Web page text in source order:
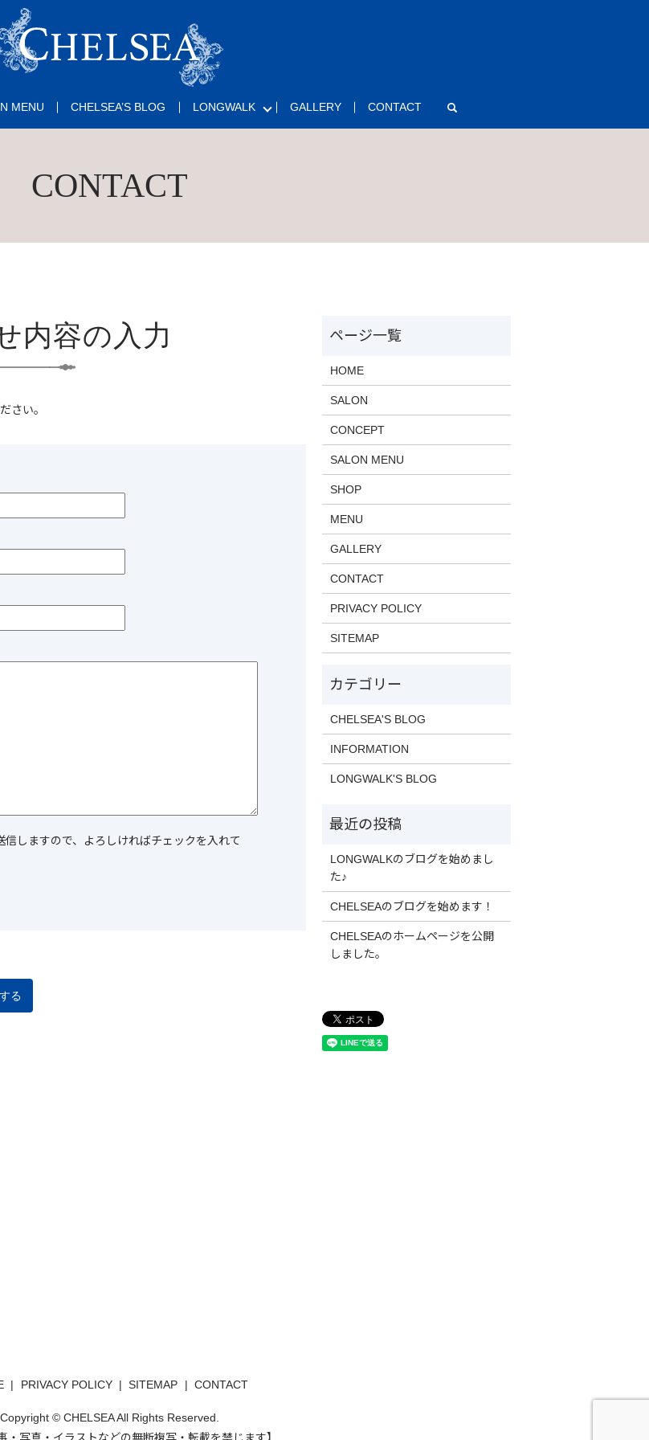
MENU CHELSEA’S BLOG LONGWALK GALLERY CONTACT
CONTACT
内容の入力
さい。
しますので、よろしければチェックを入れて
HOME
SALON
CONCEPT
SALON MENU
SHOP
MENU
GALLERY
CONTACT
PRIVACY POLICY
SITEMAP
CHELSEA'S BLOG
INFORMATION
LONGWALK'S BLOG
LONGWALKのブログを始めまし
た♪
CHELSEAのブログを始めます！
CHELSEAのホームページを公開
しました。
PRIVACY POLICY SITEMAP CONTACT
Copyright © CHELSEA All Rights Reserved.
・写真・イラストなどの無断複写・転載を禁じます】